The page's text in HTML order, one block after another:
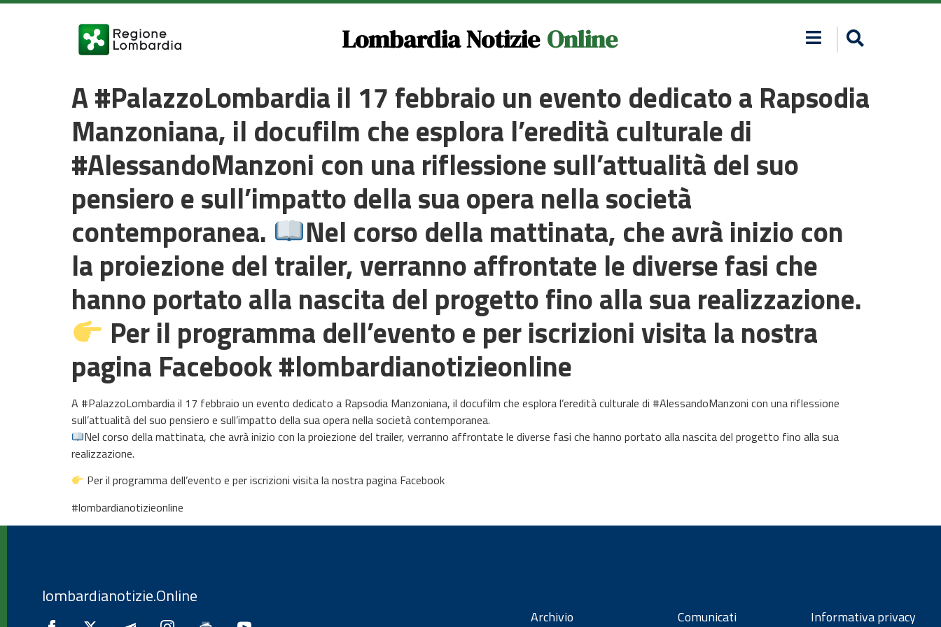
Lombardia Notizie Online
A #PalazzoLombardia il 17 febbraio un evento dedicato a Rapsodia
Manzoniana, il docufilm che esplora l’eredità culturale di
#AlessandoManzoni con una riflessione sull’attualità del suo
pensiero e sull’impatto della sua opera nella società
contemporanea. Nel corso della mattinata, che avrà inizio con
la proiezione del trailer, verranno affrontate le diverse fasi che
hanno portato alla nascita del progetto fino alla sua realizzazione.
Per il programma dell’evento e per iscrizioni visita la nostra
pagina Facebook #lombardianotizieonline
A #PalazzoLombardia il 17 febbraio un evento dedicato a Rapsodia Manzoniana, il docufilm che esplora l’eredità culturale di #AlessandoManzoni con una riflessione
sull’attualità del suo pensiero e sull’impatto della sua opera nella società contemporanea.
Nel corso della mattinata, che avrà inizio con la proiezione del trailer, verranno affrontate le diverse fasi che hanno portato alla nascita del progetto fino alla sua
realizzazione.
Per il programma dell’evento e per iscrizioni visita la nostra pagina Facebook
#lombardianotizieonline
lombardianotizie.Online
Archivio Comunicati Informativa privacy